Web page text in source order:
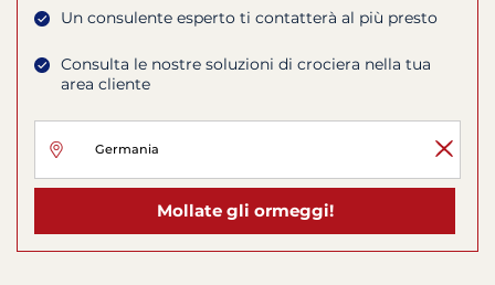
Un consulente esperto ti contatterà al più presto
Consulta le nostre soluzioni di crociera nella tua
area cliente
Mollate gli ormeggi!